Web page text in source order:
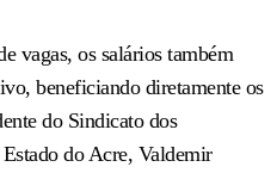
vagas, os salários também
beneficiando diretamente os
do Sindicato dos
do Acre, Valdemir